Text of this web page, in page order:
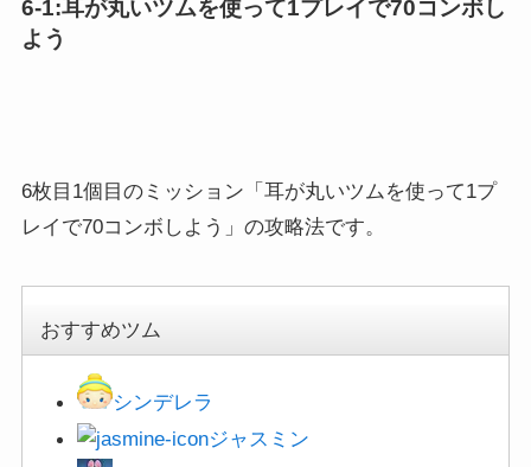
6-1:耳が丸いツムを使って1プレイで70コンボし
よう
6枚目1個目のミッション「耳が丸いツムを使って1プ
レイで70コンボしよう」の攻略法です。
おすすめツム
シンデレラ
ジャスミン